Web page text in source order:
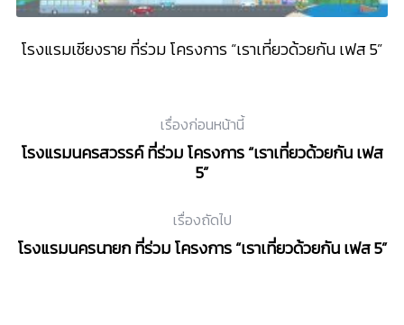
โรงแรมเชียงราย ที่ร่วม โครงการ “เราเที่ยวด้วยกัน เฟส 5”
เรื่องก่อนหน้านี้
โรงแรมนครสวรรค์ ที่ร่วม โครงการ “เราเที่ยวด้วยกัน เฟส
5”
เรื่องถัดไป
โรงแรมนครนายก ที่ร่วม โครงการ “เราเที่ยวด้วยกัน เฟส 5”